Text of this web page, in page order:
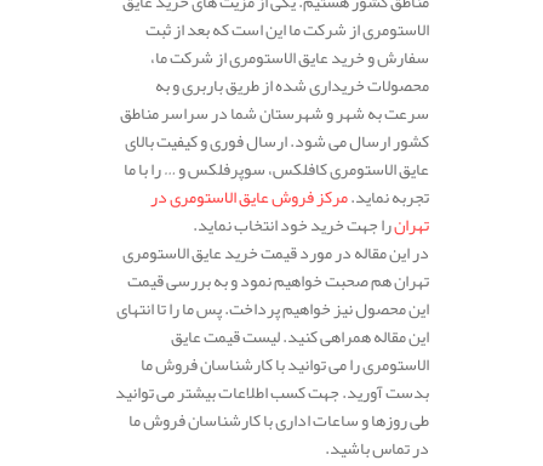
الاستومری از شرکت ما این است که بعد از ثبت
سفارش و خرید عایق الاستومری از شرکت ما،
محصولات خریداری شده از طریق باربری و به
سرعت به شهر و شهرستان شما در سراسر مناطق
کشور ارسال می شود. ارسال فوری و کیفیت بالای
عایق الاستومری کافلکس، سوپرفلکس و … را با ما
تجربه نماید.مرکز فروش عایق الاستومری در
تهرانرا جهت خرید خود انتخاب نماید.
در این مقاله در مورد قیمت خرید عایق الاستومری
تهران هم صحبت خواهیم نمود و به بررسی قیمت
این محصول نیز خواهیم پرداخت. پس ما را تا انتهای
این مقاله همراهی کنید. لیست قیمت عایق
الاستومری را می توانید با کارشناسان فروش ما
بدست آورید. جهت کسب اطلاعات بیشتر می توانید
طی روزها و ساعات اداری با کارشناسان فروش ما
در تماس باشید.